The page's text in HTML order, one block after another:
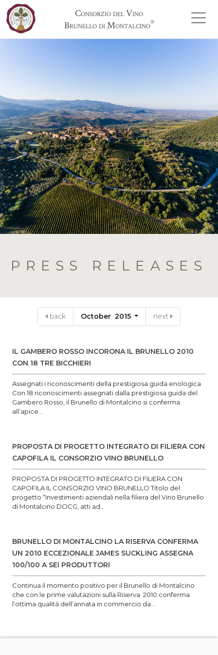
Consorzio del Vino
Brunello di Montalcino®
PRESS RELEASES
back October 2015 next
IL GAMBERO ROSSO INCORONA IL BRUNELLO 2010
CON 18 TRE BICCHIERI
Assegnati i riconoscimenti della prestigiosa guida enologica
Con 18 riconoscimenti assegnati dalla prestigiosa guida del
Gambero Rosso, il Brunello di Montalcino si conferma
all’apice...
PROPOSTA DI PROGETTO INTEGRATO DI FILIERA CON
CAPOFILA IL CONSORZIO VINO BRUNELLO
PROPOSTA DI PROGETTO INTEGRATO DI FILIERA CON
CAPOFILA IL CONSORZIO VINO BRUNELLO Titolo del
progetto “Investimenti aziendali nella filiera del Vino Brunello
di Montalcino DOCG, atti ad...
BRUNELLO DI MONTALCINO LA RISERVA CONFERMA
UN 2010 ECCEZIONALE JAMES SUCKLING ASSEGNA
100/100 A SEI PRODUTTORI
Continua il momento positivo per il Brunello di Montalcino
che con le prime valutazioni sulla Riserva 2010 conferma
l’ottima qualità dell’annata in commercio da...